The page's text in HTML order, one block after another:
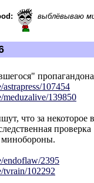
выблёвываю
astrapress/107454
meduzalive/139850
что за некоторое
проверка
endoflaw/2395
tvrain/102292